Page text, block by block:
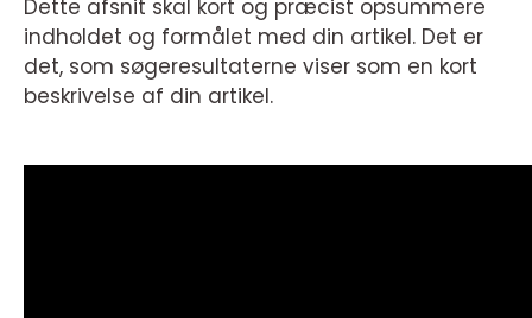
Dette afsnit skal kort og præcist opsummere
indholdet og formålet med din artikel. Det er
det, som søgeresultaterne viser som en kort
beskrivelse af din artikel.